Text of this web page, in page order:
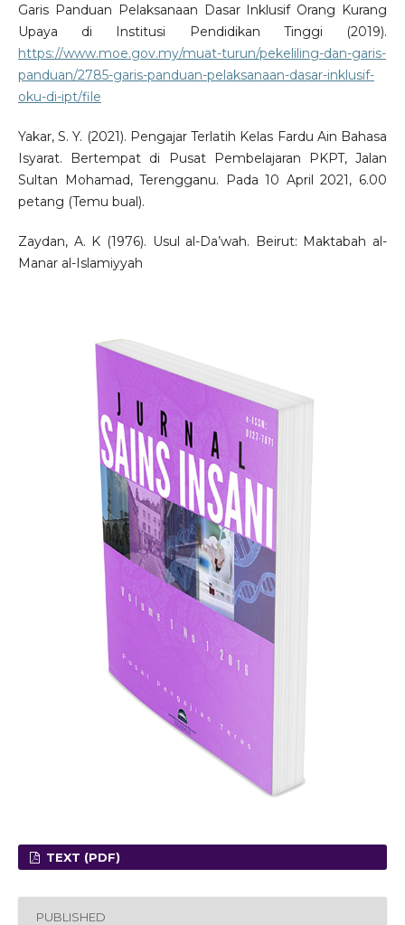
Garis Panduan Pelaksanaan Dasar Inklusif Orang Kurang
Upaya di Institusi Pendidikan Tinggi (2019).
https://www.moe.gov.my/muat-turun/pekeliling-dan-garis-
panduan/2785-garis-panduan-pelaksanaan-dasar-inklusif-
oku-di-ipt/file
Yakar, S. Y. (2021). Pengajar Terlatih Kelas Fardu Ain Bahasa
Isyarat. Bertempat di Pusat Pembelajaran PKPT, Jalan
Sultan Mohamad, Terengganu. Pada 10 April 2021, 6.00
petang (Temu bual).
Zaydan, A. K (1976). Usul al-Da’wah. Beirut: Maktabah al-
Manar al-Islamiyyah
TEXT (PDF)
PUBLISHED